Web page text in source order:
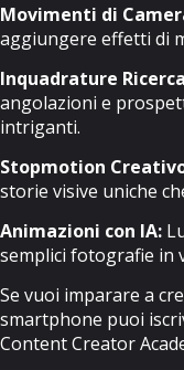
Movimenti di
aggiungere effetti di
Inquadrature
angolazioni e
intriganti.
Stopmotion
storie visive uniche
Animazioni con IA:
semplici fotografie in
Se vuoi imparare a
smartphone puoi
Content Creator